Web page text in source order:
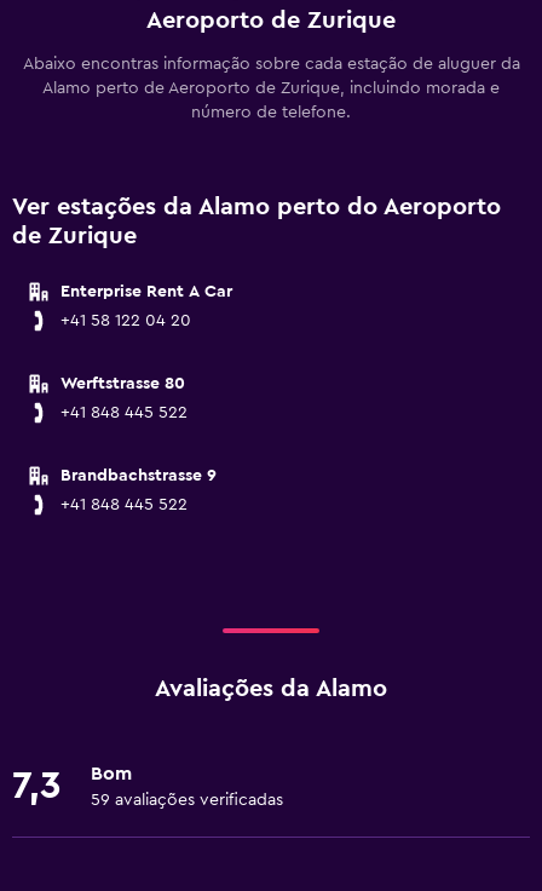
Aeroporto de Zurique
Abaixo encontras informação sobre cada estação de aluguer da
Alamo perto de Aeroporto de Zurique, incluindo morada e
número de telefone.
Ver estações da Alamo perto do Aeroporto
de Zurique
Enterprise Rent A Car
+41 58 122 04 20
Werftstrasse 80
+41 848 445 522
Brandbachstrasse 9
+41 848 445 522
Avaliações da Alamo
7,3 Bom
59 avaliações verificadas